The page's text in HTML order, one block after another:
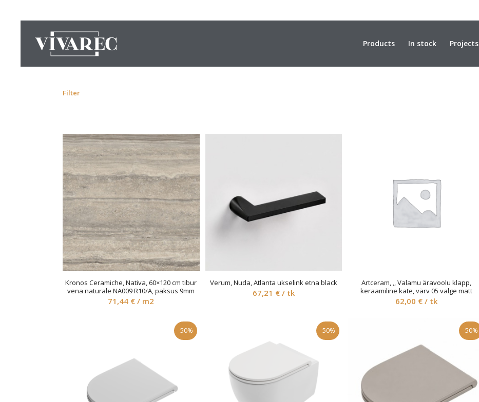
Products In stock Projects
Filter
Kronos Ceramiche, Nativa, 60×120 cm tibur
vena naturale NA009 R10/A, paksus 9mm
71,44 € / m2
Verum, Nuda, Atlanta ukselink etna black
67,21 € / tk
Artceram, ‚, Valamu äravoolu klapp,
keraamiline kate, värv 05 valge matt
62,00 € / tk
-50% -50% -50%